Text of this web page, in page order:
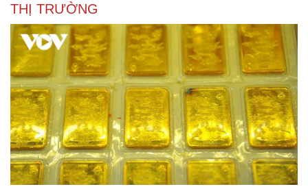
Sân khấu - Điện ảnh
Văn học
Âm nhạc
Di sản
Thời trang
Sao Việt
THỊ TRƯỜNG